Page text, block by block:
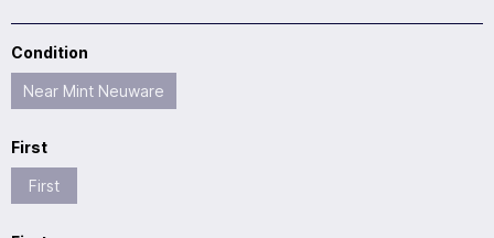
Condition
Near Mint Neuware
First
First